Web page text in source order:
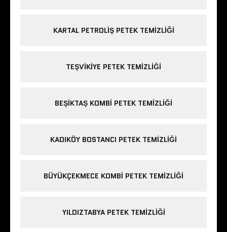
KARTAL PETROLIŞ PETEK TEMIZLIĞI
TEŞVIKIYE PETEK TEMIZLIĞI
BEŞIKTAŞ KOMBI PETEK TEMIZLIĞI
KADIKÖY BOSTANCI PETEK TEMIZLIĞI
BÜYÜKÇEKMECE KOMBI PETEK TEMIZLIĞI
YILDIZTABYA PETEK TEMIZLIĞI